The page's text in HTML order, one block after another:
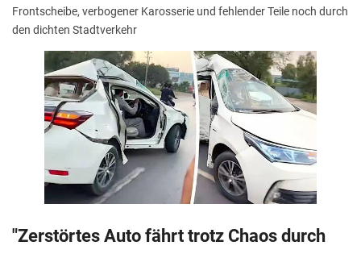
Frontscheibe, verbogener Karosserie und fehlender Teile noch durch
den dichten Stadtverkehr
"Zerstörtes Auto fährt trotz Chaos durch